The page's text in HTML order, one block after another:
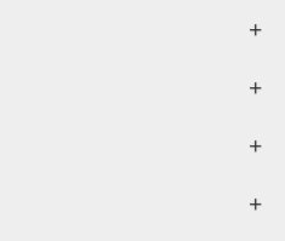
+
+
+
+